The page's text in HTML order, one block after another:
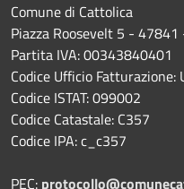
Comune di Cattolica
Piazza Roosevelt 5 -
Partita IVA: 00343840401
Codice Ufficio Fatturazione:
Codice ISTAT: 099002
Codice Catastale: C357
Codice IPA: c_c357
PEC: